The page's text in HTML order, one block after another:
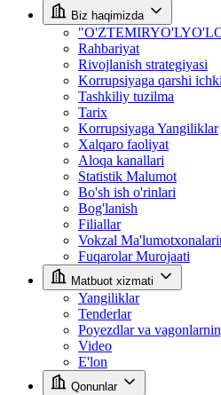
Biz haqimizda
Rahbariyat
Rivojlanish strategiyasi
Korrupsiyaga qarshi
Tashkiliy tuzilma
Tarix
Korrupsiyaga Yangiliklar
Xalqaro faoliyat
Aloqa kanallari
Statistik Malumot
Bo'sh ish o'rinlari
Bog'lanish
Filiallar
Vokzal
Fuqarolar Murojaati
Matbuot xizmati
Yangiliklar
Tenderlar
Poyezdlar va
Video
E'lon
Qonunlar